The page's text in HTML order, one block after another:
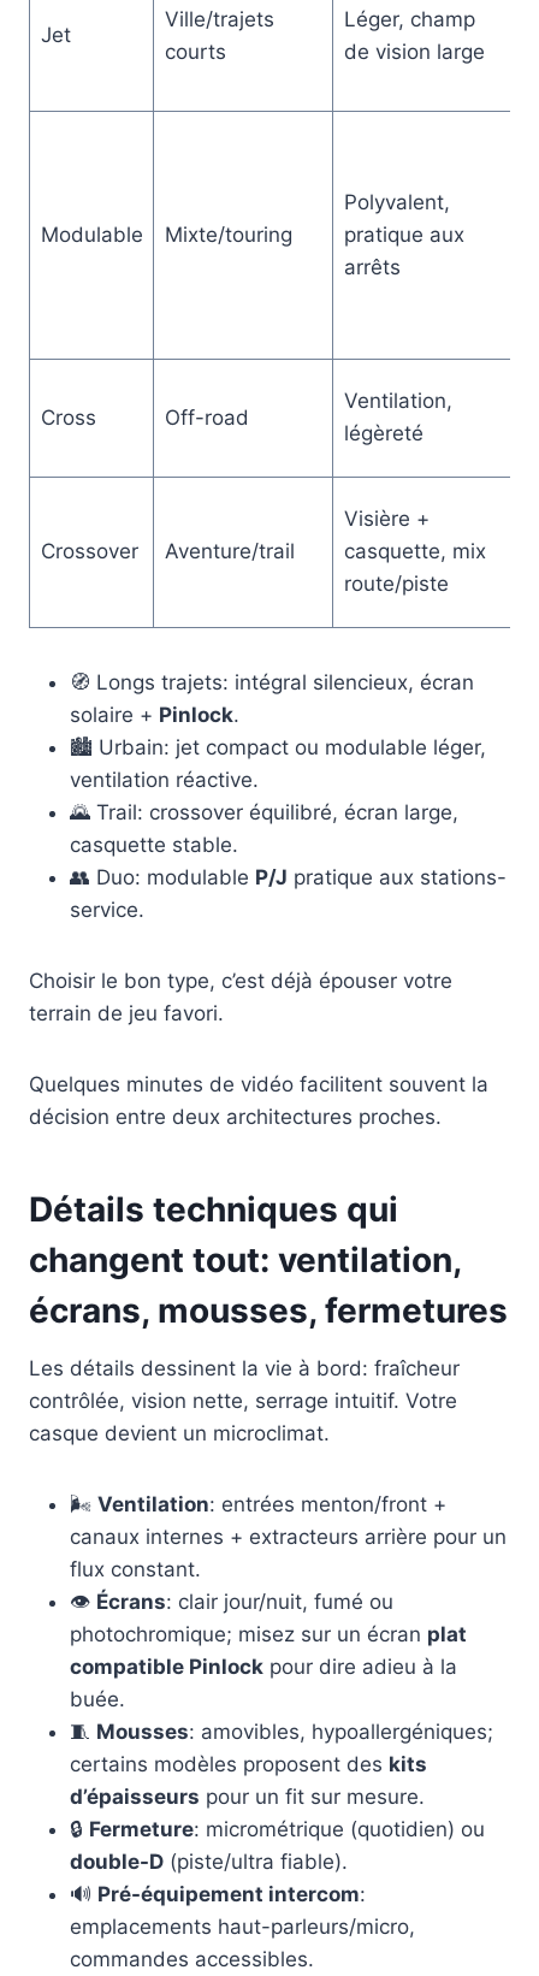
Jet
Ville/trajets
courts
Léger, champ
de vision large
Modulable Mixte/touring
Polyvalent,
pratique aux
arrêts
Cross Off-road
Ventilation,
légèreté
Crossover Aventure/trail
Visière +
casquette, mix
route/piste
🧭 Longs trajets: intégral silencieux, écran
solaire + Pinlock.
🏙️ Urbain: jet compact ou modulable léger,
ventilation réactive.
🌄 Trail: crossover équilibré, écran large,
casquette stable.
👥 Duo: modulable P/J pratique aux stations-
service.
Choisir le bon type, c’est déjà épouser votre
terrain de jeu favori.
Quelques minutes de vidéo facilitent souvent la
décision entre deux architectures proches.
Détails techniques qui
changent tout: ventilation,
écrans, mousses, fermetures
Les détails dessinent la vie à bord: fraîcheur
contrôlée, vision nette, serrage intuitif. Votre
casque devient un microclimat.
🌬️ Ventilation: entrées menton/front +
canaux internes + extracteurs arrière pour un
flux constant.
👁️ Écrans: clair jour/nuit, fumé ou
photochromique; misez sur un écran plat
compatible Pinlock pour dire adieu à la
buée.
🧵 Mousses: amovibles, hypoallergéniques;
certains modèles proposent des kits
d’épaisseurs pour un fit sur mesure.
🔒 Fermeture: micrométrique (quotidien) ou
double-D (piste/ultra fiable).
🔊 Pré-équipement intercom:
emplacements haut-parleurs/micro,
commandes accessibles.